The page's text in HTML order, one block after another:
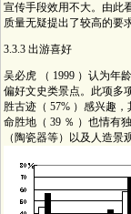
宣传手段效用不大。由此
质量无疑提出了较高的要求
3.3.3 出游喜好
吴必虎 （ 1999 ）认为年
偏好文史类景点。此项多
胜古迹（ 57% ）感兴趣
命胜地（ 39 ％ ）也情有
（陶瓷器等）以及人造